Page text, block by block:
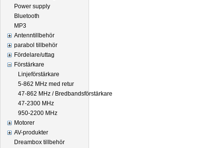
Power supply
Bluetooth
MP3
Antenntillbehör
parabol tillbehör
Fördelare/uttag
Förstärkare
Linjeförstärkare
5-862 MHz med retur
47-862 MHz / Bredbandsförstärkare
47-2300 MHz
950-2200 MHz
Motorer
AV-produkter
Dreambox tillbehör